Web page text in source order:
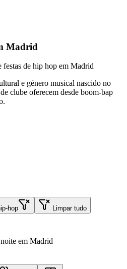
Madrid
festas de hip hop em Madrid
e género musical nascido no
clube oferecem desde boom-bap
hop Limpar tudo
em Madrid